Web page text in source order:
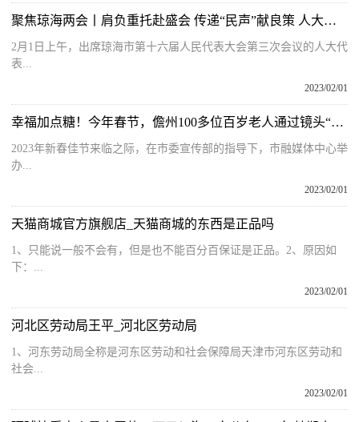
聚焦琼海两会丨肩负重托赴盛会 传递“民声”献良策 人大代表陆续向大会报到
2月1日上午，出席琼海市第十六届人民代表大会第三次会议的人大代
表...
2023/02/01
幸福加点糖！今年春节，儋州100多位百岁老人通过镜头“晒”幸福笑颜
2023年新春佳节来临之际，在市委宣传部的指导下，市融媒体中心举
办...
2023/02/01
天猫商城官方旗舰店_天猫商城的东西是正品吗
1、只能说一般不会有，但是也不能百分百保证是正品。2、原因如
下：...
2023/02/01
河北区劳动局王平_河北区劳动局
1、河东劳动局全称是河东区劳动和社会保障局天津市河东区劳动和
社会...
2023/02/01